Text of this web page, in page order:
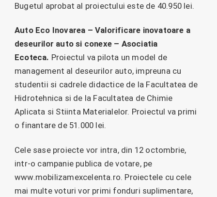
Bugetul aprobat al proiectului este de 40.950 lei.
Auto Eco Inovarea – Valorificare inovatoare a
deseurilor auto si conexe – Asociatia
Ecoteca. Proiectul va pilota un model de
management al deseurilor auto, impreuna cu
studentii si cadrele didactice de la Facultatea de
Hidrotehnica si de la Facultatea de Chimie
Aplicata si Stiinta Materialelor. Proiectul va primi
o finantare de 51.000 lei.
Cele sase proiecte vor intra, din 12 octombrie,
intr-o campanie publica de votare, pe
www.mobilizamexcelenta.ro. Proiectele cu cele
mai multe voturi vor primi fonduri suplimentare,